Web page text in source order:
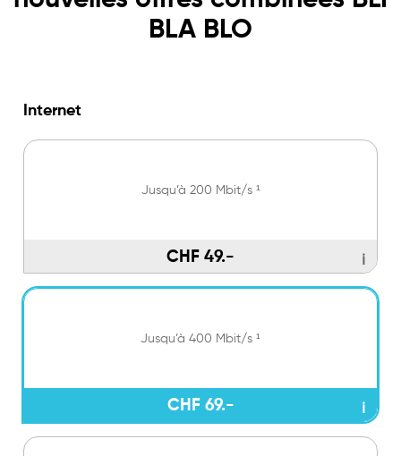
BLA BLO
Internet
Jusqu’à 200 Mbit/s ¹
CHF 49.- ℹ
Jusqu’à 400 Mbit/s ¹
CHF 69.- ℹ